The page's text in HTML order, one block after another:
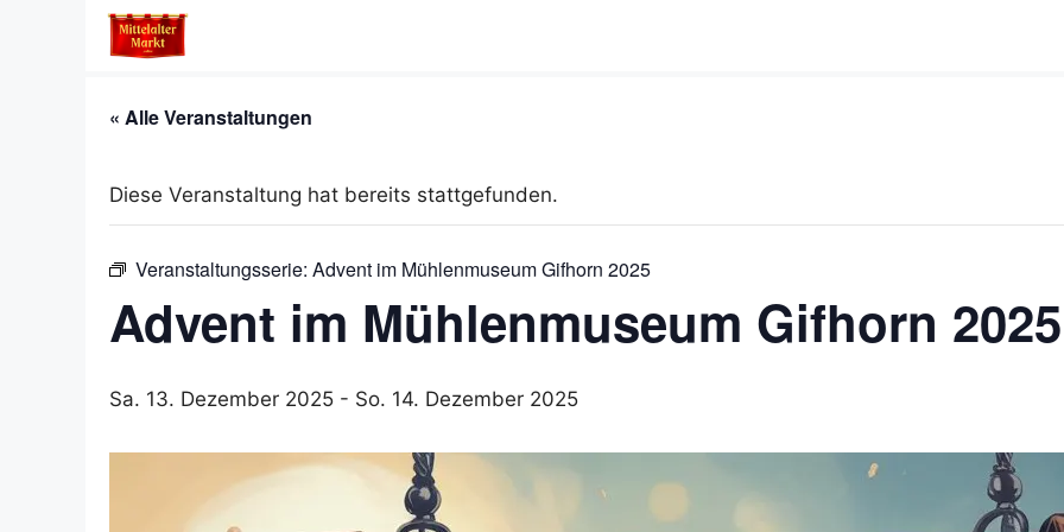
« Alle Veranstaltungen
Diese Veranstaltung hat bereits stattgefunden.
Veranstaltungsserie: Advent im Mühlenmuseum Gifhorn 2025
Advent im Mühlenmuseum Gifhorn 2025
Sa. 13. Dezember 2025 - So. 14. Dezember 2025